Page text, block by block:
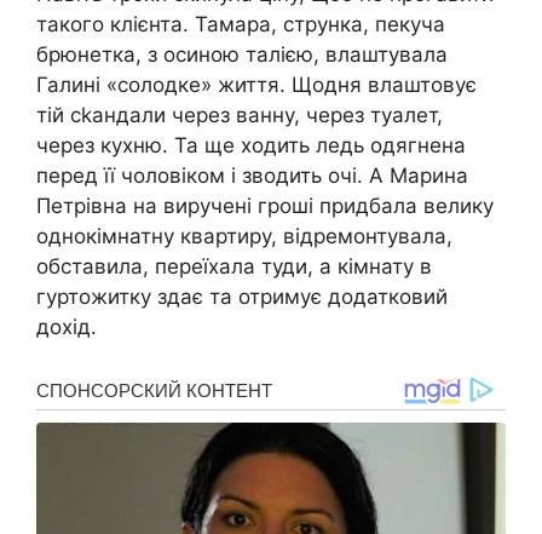
такого клієнта. Тамара, струнка, пекуча
брюнетка, з осиною талією, влаштувала
Галині «солодке» життя. Щодня влаштовує
тій сkандали через ванну, через туалет,
через кухню. Та ще ходить ледь одягнена
перед її чоловіком і зводить очі. А Марина
Петрівна на виручені гроші придбала велику
однокімнатну квартиру, відремонтувала,
обставила, переїхала туди, а кімнату в
гуртожитку здає та отримує додатковий
дохід.